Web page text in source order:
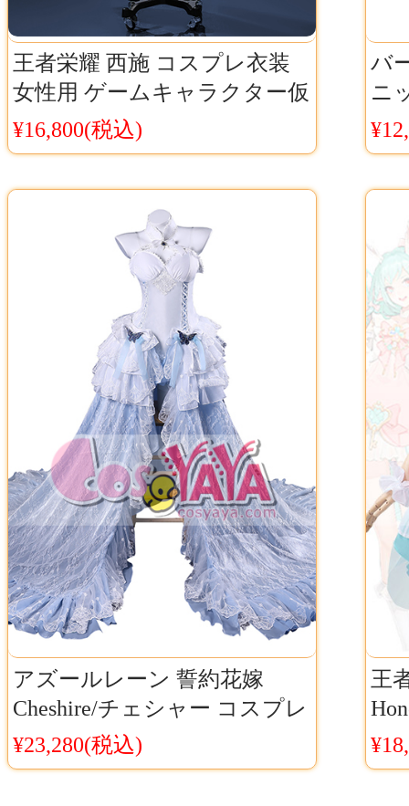
王者栄耀 西施 コスプレ衣装
女性用 ゲームキャラクター仮
装 中華風コスチューム 撮影・
イベント用 Cosyaya通販 送料
無料
¥16,800(税込)
バ
ニ
『
斐
衣
アズールレーン 誓約花嫁
Cheshire/チェシャー コスプレ
衣装 Cosyaya通販 送料無料
¥23,280(税込)
王
よ
ス